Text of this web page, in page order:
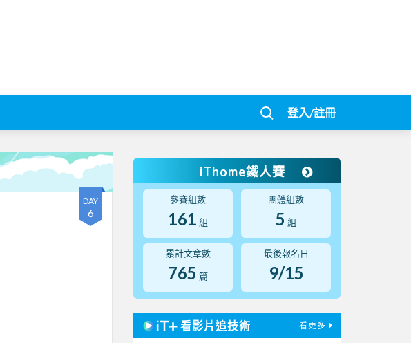
登入/註冊
DAY
6
iThome鐵人賽
參賽組數
161 組
團體組數
5 組
累計文章數
765 篇
最後報名日
9/15
看影片追技術 看更多